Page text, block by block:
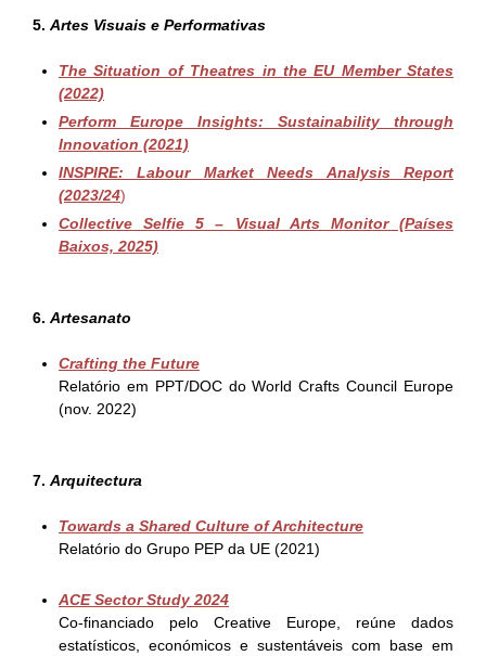
5. Artes Visuais e Performativas
The Situation of Theatres in the EU Member States
(2022)
Perform Europe Insights: Sustainability through
Innovation (2021)
INSPIRE: Labour Market Needs Analysis Report
(2023/24)
Collective Selfie 5 – Visual Arts Monitor (Países
Baixos, 2025)
6. Artesanato
Crafting the Future
Relatório em PPT/DOC do World Crafts Council Europe
(nov. 2022)
7. Arquitectura
Towards a Shared Culture of Architecture
Relatório do Grupo PEP da UE (2021)
ACE Sector Study 2024
Co-financiado pelo Creative Europe, reúne dados
estatísticos, económicos e sustentáveis com base em